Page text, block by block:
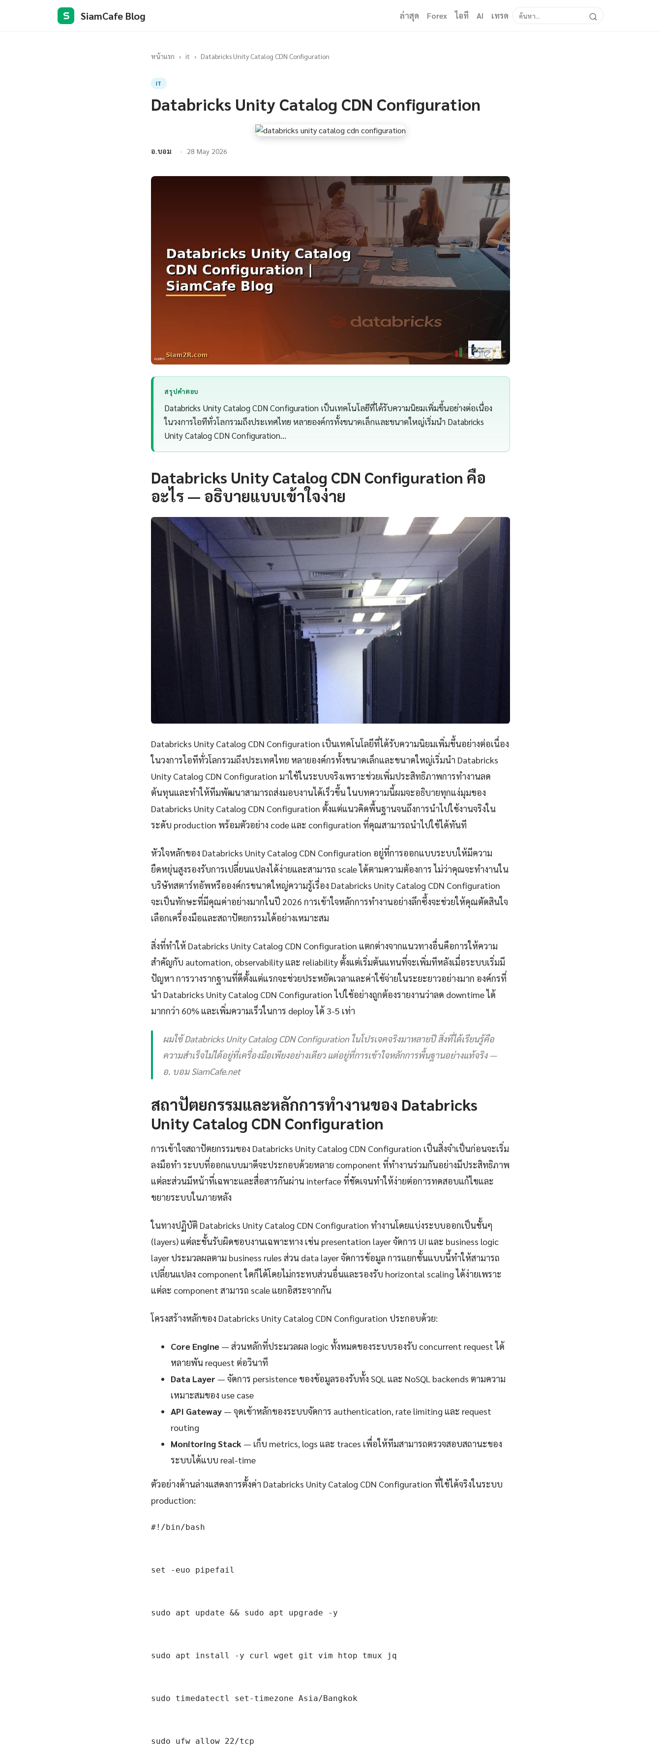
S SiamCafe Blog ล่าสุด Forex ไอที AI เทรด
หน้าแรก › it › Databricks Unity Catalog CDN Configuration
IT
Databricks Unity Catalog CDN Configuration
อ.บอม 28 May 2026
สรุปคำตอบ
Databricks Unity Catalog CDN Configuration เป็นเทคโนโลยีที่ได้รับความนิยมเพิ่มขึ้นอย่างต่อเนื่อง
ในวงการไอทีทั่วโลกรวมถึงประเทศไทย หลายองค์กรทั้งขนาดเล็กและขนาดใหญ่เริ่มนำ Databricks
Unity Catalog CDN Configuration…
Databricks Unity Catalog CDN Configuration คือ
อะไร — อธิบายแบบเข้าใจง่าย
Databricks Unity Catalog CDN Configuration เป็นเทคโนโลยีที่ได้รับความนิยมเพิ่มขึ้นอย่างต่อเนื่อง
ในวงการไอทีทั่วโลกรวมถึงประเทศไทย หลายองค์กรทั้งขนาดเล็กและขนาดใหญ่เริ่มนำ Databricks
Unity Catalog CDN Configuration มาใช้ในระบบจริงเพราะช่วยเพิ่มประสิทธิภาพการทำงานลด
ต้นทุนและทำให้ทีมพัฒนาสามารถส่งมอบงานได้เร็วขึ้น ในบทความนี้ผมจะอธิบายทุกแง่มุมของ
Databricks Unity Catalog CDN Configuration ตั้งแต่แนวคิดพื้นฐานจนถึงการนำไปใช้งานจริงใน
ระดับ production พร้อมตัวอย่าง code และ configuration ที่คุณสามารถนำไปใช้ได้ทันที
หัวใจหลักของ Databricks Unity Catalog CDN Configuration อยู่ที่การออกแบบระบบให้มีความ
ยืดหยุ่นสูงรองรับการเปลี่ยนแปลงได้ง่ายและสามารถ scale ได้ตามความต้องการ ไม่ว่าคุณจะทำงานใน
บริษัทสตาร์ทอัพหรือองค์กรขนาดใหญ่ความรู้เรื่อง Databricks Unity Catalog CDN Configuration
จะเป็นทักษะที่มีคุณค่าอย่างมากในปี 2026 การเข้าใจหลักการทำงานอย่างลึกซึ้งจะช่วยให้คุณตัดสินใจ
เลือกเครื่องมือและสถาปัตยกรรมได้อย่างเหมาะสม
สิ่งที่ทำให้ Databricks Unity Catalog CDN Configuration แตกต่างจากแนวทางอื่นคือการให้ความ
สำคัญกับ automation, observability และ reliability ตั้งแต่เริ่มต้นแทนที่จะเพิ่มทีหลังเมื่อระบบเริ่มมี
ปัญหา การวางรากฐานที่ดีตั้งแต่แรกจะช่วยประหยัดเวลาและค่าใช้จ่ายในระยะยาวอย่างมาก องค์กรที่
นำ Databricks Unity Catalog CDN Configuration ไปใช้อย่างถูกต้องรายงานว่าลด downtime ได้
มากกว่า 60% และเพิ่มความเร็วในการ deploy ได้ 3-5 เท่า
ผมใช้ Databricks Unity Catalog CDN Configuration ในโปรเจคจริงมาหลายปี สิ่งที่ได้เรียนรู้คือ
ความสำเร็จไม่ได้อยู่ที่เครื่องมือเพียงอย่างเดียว แต่อยู่ที่การเข้าใจหลักการพื้นฐานอย่างแท้จริง —
อ. บอม SiamCafe.net
สถาปัตยกรรมและหลักการทำงานของ Databricks
Unity Catalog CDN Configuration
การเข้าใจสถาปัตยกรรมของ Databricks Unity Catalog CDN Configuration เป็นสิ่งจำเป็นก่อนจะเริ่ม
ลงมือทำ ระบบที่ออกแบบมาดีจะประกอบด้วยหลาย component ที่ทำงานร่วมกันอย่างมีประสิทธิภาพ
แต่ละส่วนมีหน้าที่เฉพาะและสื่อสารกันผ่าน interface ที่ชัดเจนทำให้ง่ายต่อการทดสอบแก้ไขและ
ขยายระบบในภายหลัง
ในทางปฏิบัติ Databricks Unity Catalog CDN Configuration ทำงานโดยแบ่งระบบออกเป็นชั้นๆ
(layers) แต่ละชั้นรับผิดชอบงานเฉพาะทาง เช่น presentation layer จัดการ UI และ business logic
layer ประมวลผลตาม business rules ส่วน data layer จัดการข้อมูล การแยกชั้นแบบนี้ทำให้สามารถ
เปลี่ยนแปลง component ใดก็ได้โดยไม่กระทบส่วนอื่นและรองรับ horizontal scaling ได้ง่ายเพราะ
แต่ละ component สามารถ scale แยกอิสระจากกัน
โครงสร้างหลักของ Databricks Unity Catalog CDN Configuration ประกอบด้วย:
Core Engine — ส่วนหลักที่ประมวลผล logic ทั้งหมดของระบบรองรับ concurrent request ได้
หลายพัน request ต่อวินาที
Data Layer — จัดการ persistence ของข้อมูลรองรับทั้ง SQL และ NoSQL backends ตามความ
เหมาะสมของ use case
API Gateway — จุดเข้าหลักของระบบจัดการ authentication, rate limiting และ request
routing
Monitoring Stack — เก็บ metrics, logs และ traces เพื่อให้ทีมสามารถตรวจสอบสถานะของ
ระบบได้แบบ real-time
ตัวอย่างด้านล่างแสดงการตั้งค่า Databricks Unity Catalog CDN Configuration ที่ใช้ได้จริงในระบบ
production:
#!/bin/bash
set -euo pipefail
sudo apt update && sudo apt upgrade -y
sudo apt install -y curl wget git vim htop tmux jq
sudo timedatectl set-timezone Asia/Bangkok
sudo ufw allow 22/tcp